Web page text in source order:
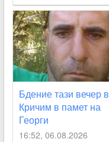
Бдение тази вечер в
Кричим в памет на
Георги
16:52, 06.08.2026